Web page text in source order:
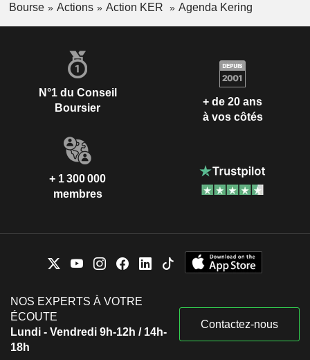
Bourse Actions Action KER Agenda Kering
N°1 du Conseil
Boursier
+ de 20 ans
à vos côtés
+ 1 300 000
membres
NOS EXPERTS À VOTRE
ÉCOUTE
Lundi - Vendredi 9h-12h / 14h-
18h
Contactez-nous